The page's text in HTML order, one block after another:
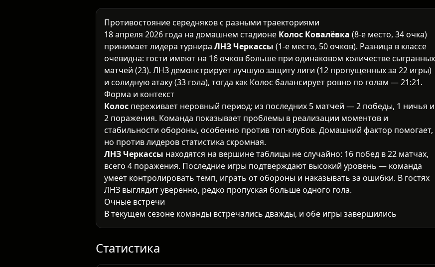
Противостояние середняков с разными траекториями
18 апреля 2026 года на домашнем стадионе Колос Ковалёвка (8-е место, 34 очка)
принимает лидера турнира ЛНЗ Черкассы (1-е место, 50 очков). Разница в классе
очевидна: гости имеют на 16 очков больше при одинаковом количестве сыгранных
матчей (23). ЛНЗ демонстрирует лучшую защиту лиги (12 пропущенных за 22 игры)
и солидную атаку (33 гола), тогда как Колос балансирует ровно по голам — 21:21.
Форма и контекст
Колос переживает неровный период: из последних 5 матчей — 2 победы, 1 ничья и
2 поражения. Команда показывает проблемы в реализации моментов и
стабильности обороны, особенно против топ-клубов. Домашний фактор помогает,
но против лидеров статистика скромная.
ЛНЗ Черкассы находятся на вершине таблицы не случайно: 16 побед в 22 матчах,
всего 4 поражения. Последние игры подтверждают высокий уровень — команда
умеет контролировать темп, играть от обороны и наказывать за ошибки. В гостях
ЛНЗ выглядит уверенно, редко пропуская больше одного гола.
Очные встречи
В текущем сезоне команды встречались дважды, и обе игры завершились с
минимальным счетом. ЛНЗ выигрывал 1:0 дома, Колос брал реванш 1:0 на своем
результативность